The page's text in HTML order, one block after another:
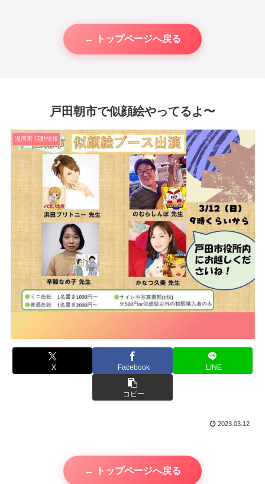
← トップページへ戻る
戸田朝市で似顔絵やってるよ〜
漫画家 活動情報
X Facebook LINE
コピー
2023.03.12
← トップページへ戻る